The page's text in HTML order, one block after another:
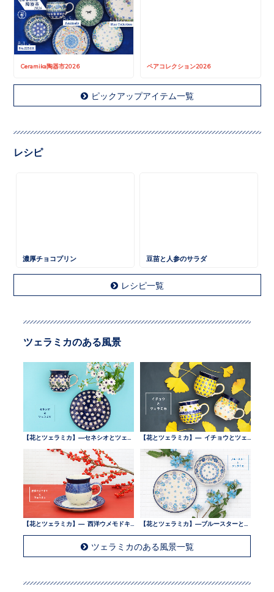
Ceramika陶器市2026 ペアコレクション2026
ピックアップアイテム一覧
レシピ
濃厚チョコプリン 豆苗と人参のサラダ
レシピ一覧
ツェラミカのある風景
ツェラミカのある風景一覧